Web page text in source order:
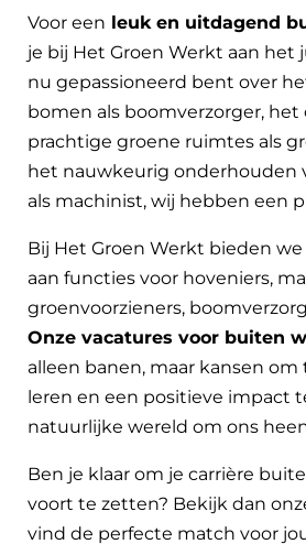
Voor een leuk en uitdagend
je bij Het Groen Werkt aan het
nu gepassioneerd bent over
bomen als boomverzorger, het
prachtige groene ruimtes als
het nauwkeurig onderhouden
als machinist, wij hebben een
Bij Het Groen Werkt bieden we
aan functies voor hoveniers,
groenvoorzieners,
Onze vacatures voor buiten
alleen banen, maar kansen om
leren en een positieve impact
natuurlijke wereld om ons
Ben je klaar om je carrière
voort te zetten? Bekijk dan
vind de perfecte match voor